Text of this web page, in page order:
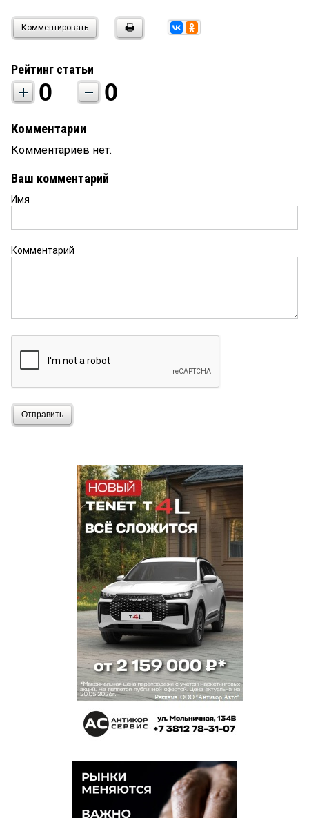
Комментировать
Рейтинг статьи
0 0
Комментарии
Комментариев нет.
Ваш комментарий
Имя
Комментарий
Отправить